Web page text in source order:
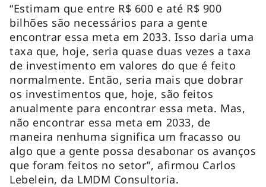
“Estimam que entre R$ 600 e até R$ 900
bilhões são necessários para a gente
encontrar essa meta em 2033. Isso daria uma
taxa que, hoje, seria quase duas vezes a taxa
de investimento em valores do que é feito
normalmente. Então, seria mais que dobrar
os investimentos que, hoje, são feitos
anualmente para encontrar essa meta. Mas,
não encontrar essa meta em 2033, de
maneira nenhuma significa um fracasso ou
algo que a gente possa desabonar os avanços
que foram feitos no setor”, afirmou Carlos
Lebelein, da LMDM Consultoria.